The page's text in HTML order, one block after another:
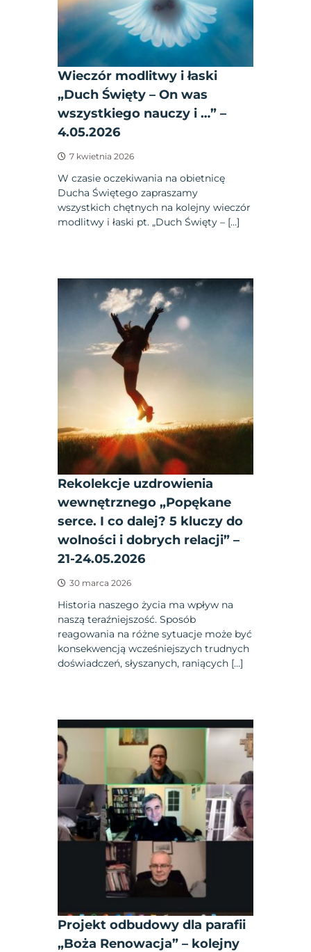
Wieczór modlitwy i łaski
„Duch Święty – On was
wszystkiego nauczy i …” –
4.05.2026
7 kwietnia 2026
W czasie oczekiwania na obietnicę
Ducha Świętego zapraszamy
wszystkich chętnych na kolejny wieczór
modlitwy i łaski pt. „Duch Święty – […]
Rekolekcje uzdrowienia
wewnętrznego „Popękane
serce. I co dalej? 5 kluczy do
wolności i dobrych relacji” –
21-24.05.2026
30 marca 2026
Historia naszego życia ma wpływ na
naszą teraźniejszość. Sposób
reagowania na różne sytuacje może być
konsekwencją wcześniejszych trudnych
doświadczeń, słyszanych, raniących […]
Projekt odbudowy dla parafii
„Boża Renowacja” – kolejny